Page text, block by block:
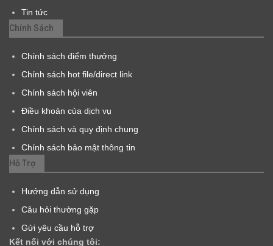
Tin tức
Chính Sách
Chính sách điểm thưởng
Chính sách hot file/direct link
Chính sách hội viên
Điều khoản của dịch vụ
Chính sách và quy định chung
Chính sách bảo mật thông tin
Hỗ Trợ
Hướng dẫn sử dụng
Câu hỏi thường gặp
Gửi yêu cầu hỗ trợ
Kết nối với chúng tôi: